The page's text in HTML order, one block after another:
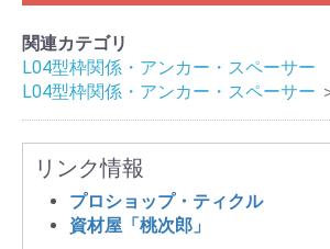
関連カテゴリ
L04型枠関係・アンカー・スペーサー
L04型枠関係・アンカー・スペーサー
リンク情報
プロショップ・ティクル
資材屋「桃次郎」